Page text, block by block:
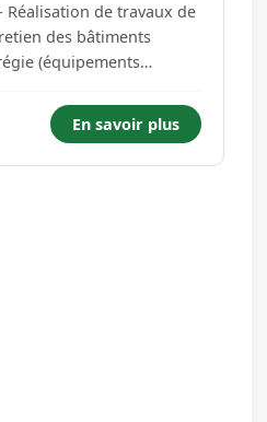
de travaux de
des bâtiments
(équipements
des espaces verts
espaces naturels) ; -
En savoir plus